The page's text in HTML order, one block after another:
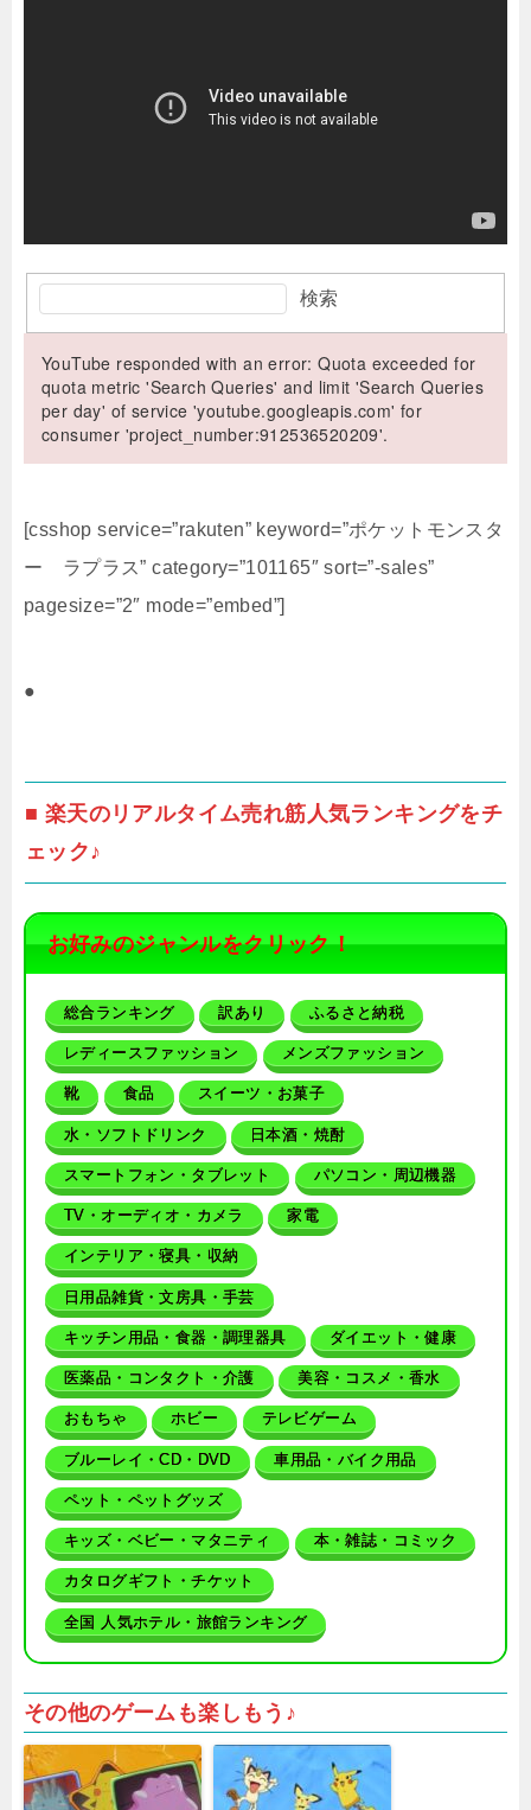
検索
YouTube responded with an error: Quota exceeded for
quota metric 'Search Queries' and limit 'Search Queries
per day' of service 'youtube.googleapis.com' for
consumer 'project_number:912536520209'.
[csshop service=”rakuten” keyword=”ポケットモンスタ
ー ラプラス” category=”101165″ sort=”-sales”
pagesize=”2″ mode=”embed”]
●
■ 楽天のリアルタイム売れ筋人気ランキングをチ
ェック♪
お好みのジャンルをクリック！
総合ランキング 訳あり ふるさと納税
レディースファッション メンズファッション
靴 食品 スイーツ・お菓子
水・ソフトドリンク 日本酒・焼酎
スマートフォン・タブレット パソコン・周辺機器
TV・オーディオ・カメラ 家電
インテリア・寝具・収納
日用品雑貨・文房具・手芸
キッチン用品・食器・調理器具 ダイエット・健康
医薬品・コンタクト・介護 美容・コスメ・香水
おもちゃ ホビー テレビゲーム
ブルーレイ・CD・DVD 車用品・バイク用品
ペット・ペットグッズ
キッズ・ベビー・マタニティ 本・雑誌・コミック
カタログギフト・チケット
全国 人気ホテル・旅館ランキング
その他のゲームも楽しもう♪